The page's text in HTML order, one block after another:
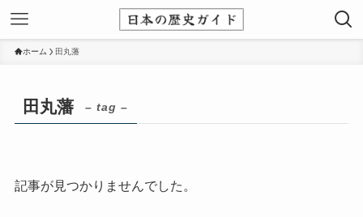
ホーム 田丸藩
田丸藩 – tag –
記事が見つかりませんでした。